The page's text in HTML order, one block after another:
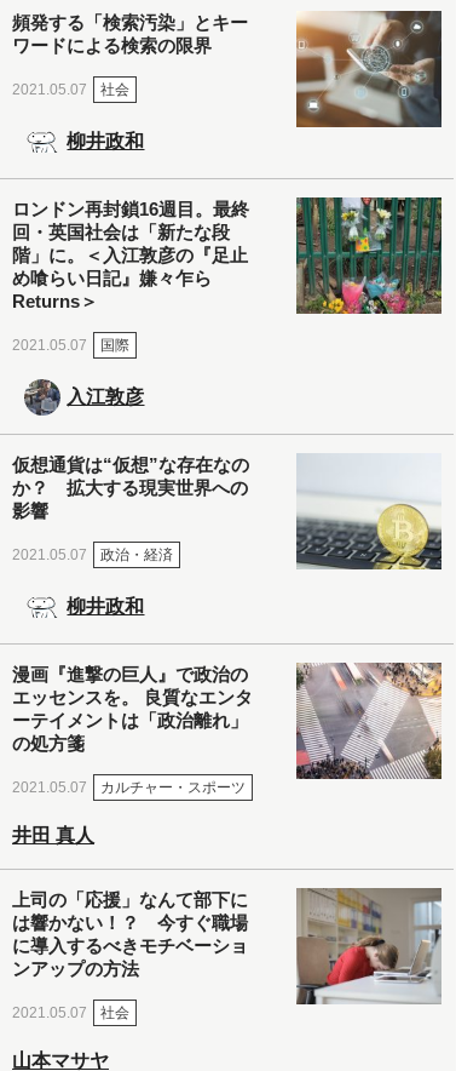
頻発する「検索汚染」とキー
ワードによる検索の限界
2021.05.07 社会
柳井政和
ロンドン再封鎖16週目。最終
回・英国社会は「新たな段
階」に。＜入江敦彦の『足止
め喰らい日記』嫌々乍ら
Returns＞
2021.05.07 国際
入江敦彦
仮想通貨は“仮想”な存在なの
か？ 拡大する現実世界への
影響
2021.05.07 政治・経済
柳井政和
漫画『進撃の巨人』で政治の
エッセンスを。 良質なエンタ
ーテイメントは「政治離れ」
の処方箋
2021.05.07 カルチャー・スポーツ
井田 真人
上司の「応援」なんて部下に
は響かない！？ 今すぐ職場
に導入するべきモチベーショ
ンアップの方法
2021.05.07 社会
山本マサヤ